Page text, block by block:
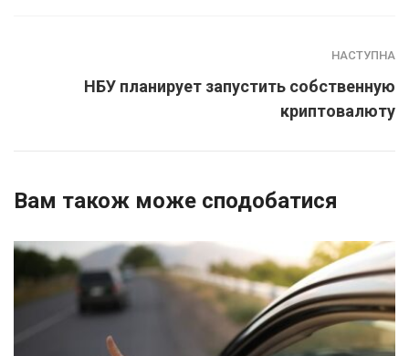
НАСТУПНА
НБУ планирует запустить собственную
криптовалюту
Вам також може сподобатися